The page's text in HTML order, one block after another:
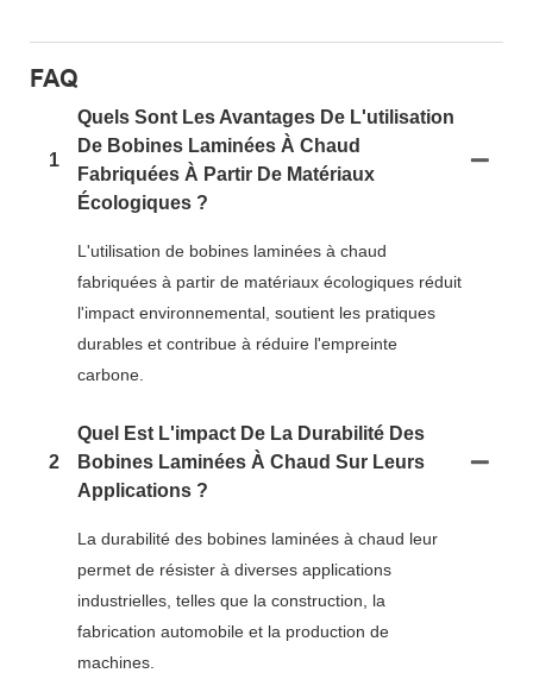
FAQ
1
Quels Sont Les Avantages De L'utilisation
De Bobines Laminées À Chaud
Fabriquées À Partir De Matériaux
Écologiques ?
L'utilisation de bobines laminées à chaud
fabriquées à partir de matériaux écologiques réduit
l'impact environnemental, soutient les pratiques
durables et contribue à réduire l'empreinte
carbone.
2
Quel Est L'impact De La Durabilité Des
Bobines Laminées À Chaud Sur Leurs
Applications ?
La durabilité des bobines laminées à chaud leur
permet de résister à diverses applications
industrielles, telles que la construction, la
fabrication automobile et la production de
machines.